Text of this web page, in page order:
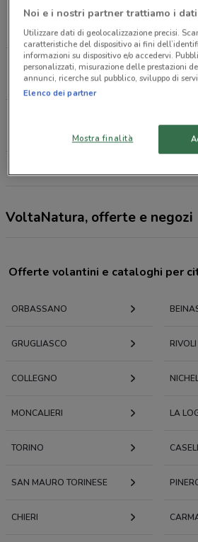
Via Pinerolo 12/14 Piossasco
5.8 km
Via Ticino 4/A Rivoli
6.9 km
VoltaNatura, offerte e negozi
Offerte volantini e cataloghi per
ORBASSANO
GRUGLIASCO RIVOLI
COLLEGNO
MONCALIERI LA
TORINO
SAN MAURO TORINESE
CHIERI
Noi e i nostri partner trattiamo i
Utilizzare dati di geolocalizzazione precisi.
caratteristiche del dispositivo ai fini
informazioni su dispositivo e/o accedervi.
personalizzati, misurazione delle prestazioni
annunci, ricerche sul pubblico, sviluppo di
Elenco dei partner
Mostra finalità